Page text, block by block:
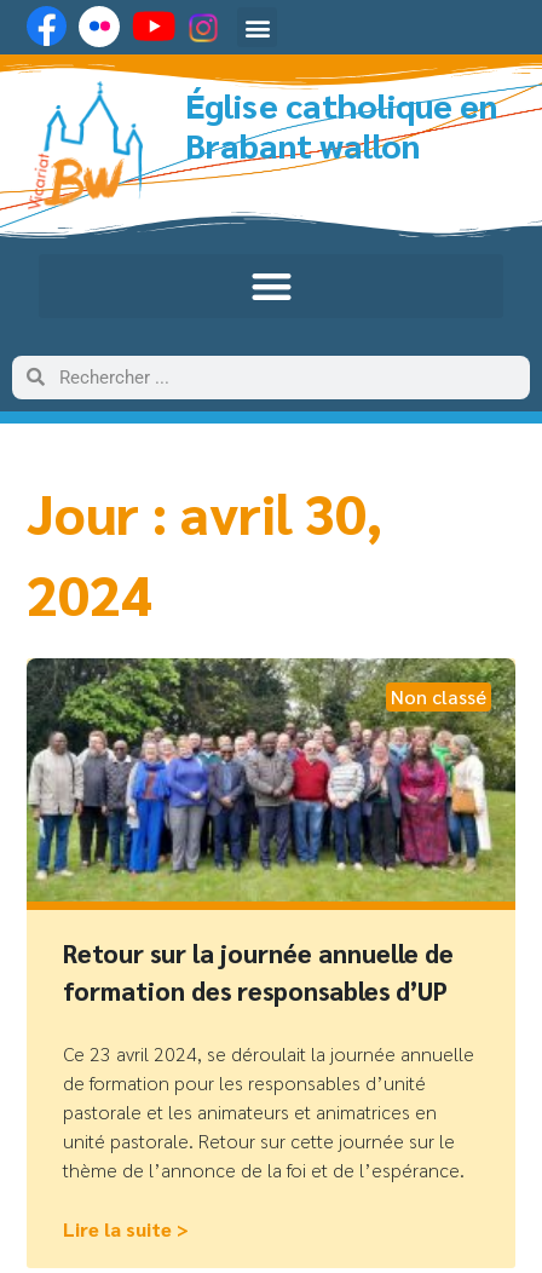
Église catholique en
Brabant wallon
Jour : avril 30,
2024
Non classé
Retour sur la journée annuelle de
formation des responsables d’UP
Ce 23 avril 2024, se déroulait la journée annuelle
de formation pour les responsables d’unité
pastorale et les animateurs et animatrices en
unité pastorale. Retour sur cette journée sur le
thème de l’annonce de la foi et de l’espérance.
Lire la suite >